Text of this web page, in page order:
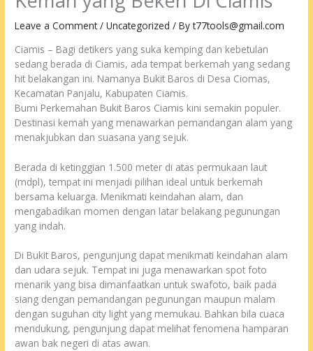
Leave a Comment /Uncategorized / Byt77tools@gmail.com
Ciamis – Bagi detikers yang suka kemping dan kebetulan
sedang berada di Ciamis, ada tempat berkemah yang sedang
hit belakangan ini. Namanya Bukit Baros di Desa Ciomas,
Kecamatan Panjalu, Kabupaten Ciamis.
Bumi Perkemahan Bukit Baros Ciamis kini semakin populer.
Destinasi kemah yang menawarkan pemandangan alam yang
menakjubkan dan suasana yang sejuk.
Berada di ketinggian 1.500 meter di atas permukaan laut
(mdpl), tempat ini menjadi pilihan ideal untuk berkemah
bersama keluarga. Menikmati keindahan alam, dan
mengabadikan momen dengan latar belakang pegunungan
yang indah.
Di Bukit Baros, pengunjung dapat menikmati keindahan alam
dan udara sejuk. Tempat ini juga menawarkan spot foto
menarik yang bisa dimanfaatkan untuk swafoto, baik pada
siang dengan pemandangan pegunungan maupun malam
dengan suguhan city light yang memukau. Bahkan bila cuaca
mendukung, pengunjung dapat melihat fenomena hamparan
awan bak negeri di atas awan.